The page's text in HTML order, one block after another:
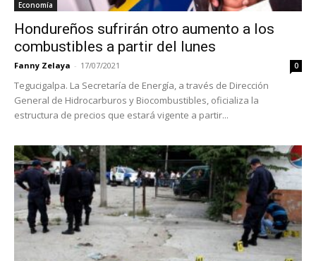
Economía
Hondureños sufrirán otro aumento a los
combustibles a partir del lunes
Fanny Zelaya - 17/07/2021 0
Tegucigalpa. La Secretaría de Energía, a través de Dirección
General de Hidrocarburos y Biocombustibles, oficializa la
estructura de precios que estará vigente a partir...